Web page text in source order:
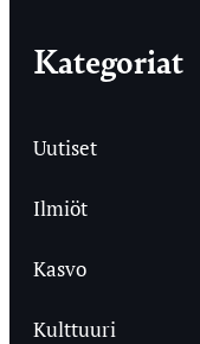
Kategoriat
Uutiset
Ilmiöt
Kasvo
Kulttuuri